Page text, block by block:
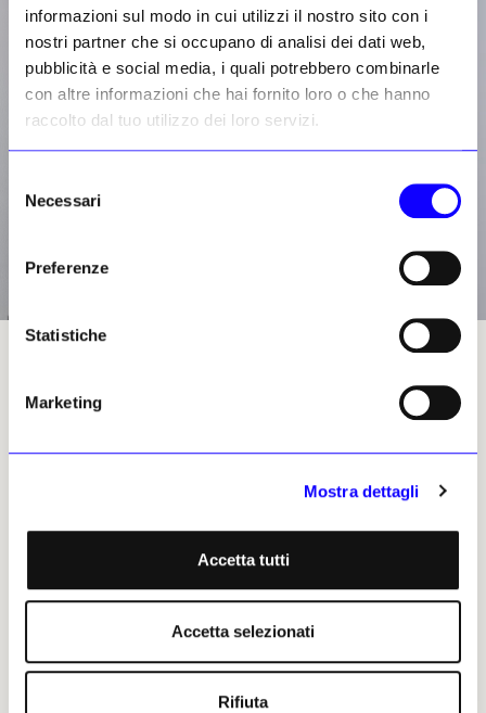
informazioni sul modo in cui utilizzi il nostro sito con i
nostri partner che si occupano di analisi dei dati web,
pubblicità e social media, i quali potrebbero combinarle
con altre informazioni che hai fornito loro o che hanno
raccolto dal tuo utilizzo dei loro servizi.
delNecessari
Preferenze
Statistiche
Marketing
Mostra dettagli
Accetta tutti
Accetta selezionati
Rifiuta
Leggi i suoi articoli